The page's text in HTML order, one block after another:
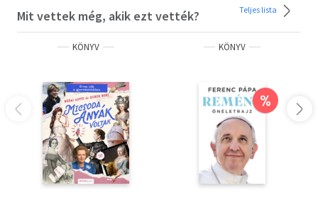
Mit vettek még, akik ezt vették? Teljes lista
KÖNYV KÖNYV
%